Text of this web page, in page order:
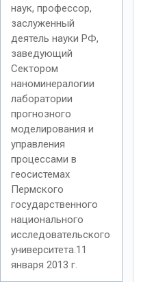
наук, профессор,
заслуженный
деятель науки РФ,
заведующий
Сектором
наноминералогии
лаборатории
прогнозного
моделирования и
управления
процессами в
геосистемах
Пермского
государственного
национального
исследовательского
университета.11
января 2013 г.